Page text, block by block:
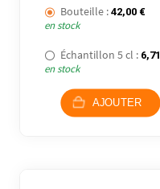
Bouteille : 42,00 €
en stock
Échantillon 5 cl : 6,71
en stock
AJOUTER